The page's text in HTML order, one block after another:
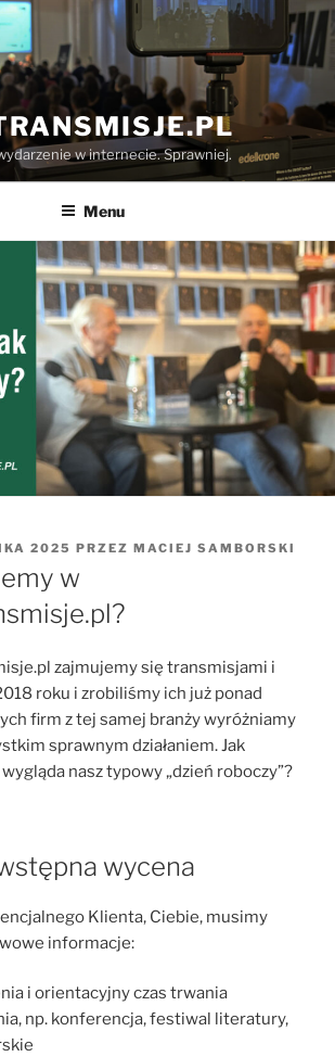
w internecie. Sprawniej.
Menu
2025 PRZEZ MACIEJ SAMBORSKI
w
zajmujemy się transmisjami i
roku i zrobiliśmy ich już ponad
firm z tej samej branży wyróżniamy
sprawnym działaniem. Jak
nasz typowy „dzień roboczy”?
wycena
Klienta, Ciebie, musimy
informacje:
i orientacyjny czas trwania
np. konferencja, festiwal literatury,